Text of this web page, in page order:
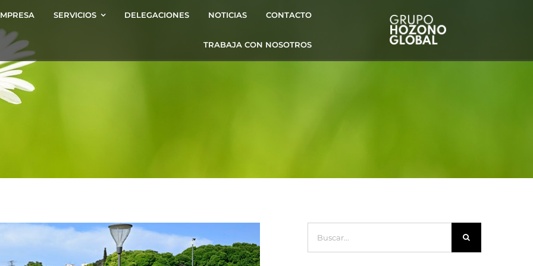
SERVICIOS DELEGACIONES NOTICIAS CONTACTO
TRABAJA CON NOSOTROS